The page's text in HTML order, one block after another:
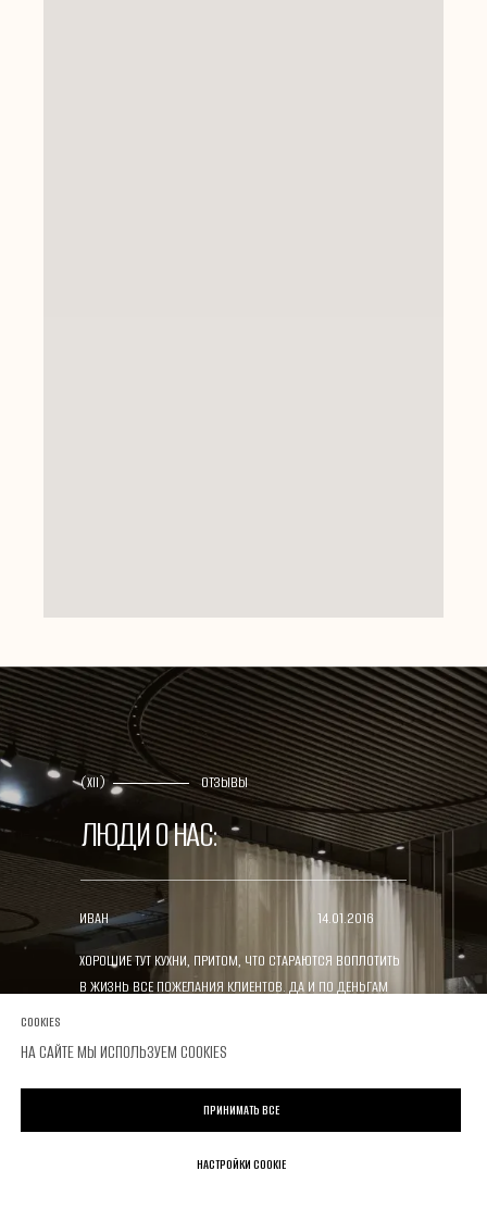
(XII) ОТЗЫВЫ
ХОРОШИЕ ТУТ КУХНИ, ПРИТОМ, ЧТО СТАРАЮТСЯ ВОПЛОТИТЬ
В ЖИЗНЬ ВСЕ ПОЖЕЛАНИЯ КЛИЕНТОВ. ДА И ПО ДЕНЬГАМ
14.01.2016
ИВАН
БРАЛ ВЫСТАВОЧНЫЙ ОБРАЗЕЦ ИТАЛЬЯНКОЙ КУХНИ. СО
ЛЮДИ О НАС:
СOOKIES
НА САЙТЕ МЫ ИСПОЛЬЗУЕМ COOKIES
ПРИНИМАТЬ ВСЕ
НАСТРОЙКИ COOKIE